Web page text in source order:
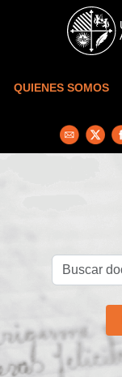
Skip to main content
QUIENES SOMOS